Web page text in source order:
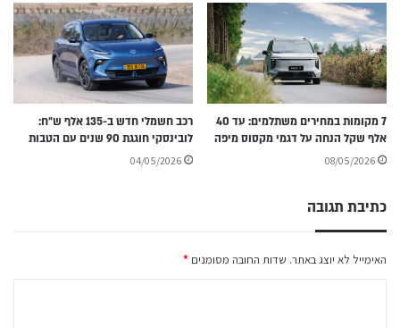
7 מקומות במחירים משתלמים: עד 40
אלף שקל הנחה על דגמי מקסוס מיפה
08/05/2026
רכב חשמלי חדש ב-135 אלף ש״ח:
לובינסקי חוגגת 90 שנים עם הטבות
04/05/2026
כתיבת תגובה
האימייל לא יוצג באתר. שדות החובה מסומנים *